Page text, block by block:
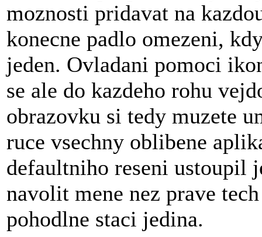
moznosti pridavat na
konecne padlo omezeni,
jeden. Ovladani pomoci
se ale do kazdeho rohu
obrazovku si tedy muzete
ruce vsechny oblibene
defaultniho reseni ustoupil
navolit mene nez prave
pohodlne staci jedina.